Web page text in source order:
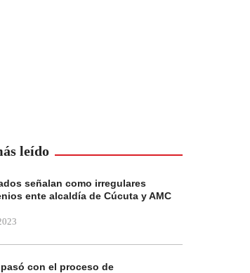
leído
señalan como irregulares
ente alcaldía de Cúcuta y AMC
con el proceso de